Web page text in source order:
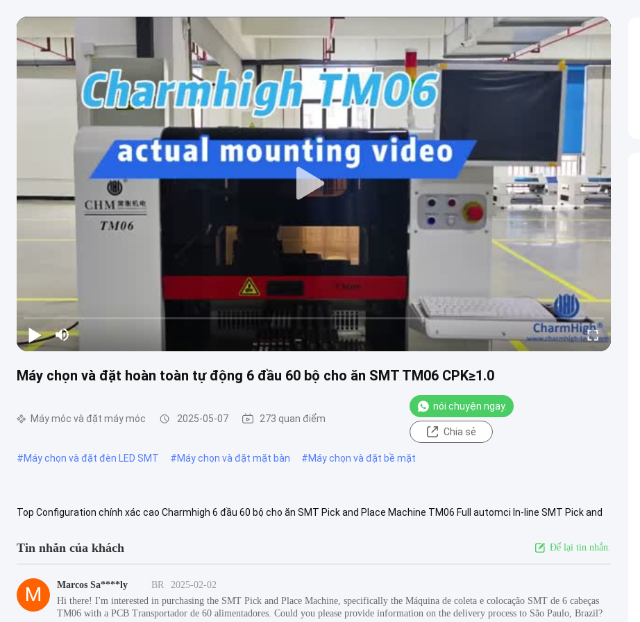
Máy chọn và đặt hoàn toàn tự động 6 đầu 60 bộ cho ăn SMT TM06 CPK≥1.0
Máy móc và đặt máy móc 2025-05-07 273 quan điểm
nói chuyện ngay.
Chia sẻ
#Máy chọn và đặt đèn LED SMT #Máy chọn và đặt mặt bàn #Máy chọn và đặt bề mặt
Top Configuration chính xác cao Charmhigh 6 đầu 60 bộ cho ăn SMT Pick and Place Machine TM06 Full automci In-line SMT Pick and
Tin nhắn của khách Để lại tin nhắn.
M Marcos Sa****ly BR
2025-02-02
Hi there! I'm interested in purchasing the SMT Pick and Place Machine, specifically the Máquina de coleta e colocação SMT de 6 cabeças
TM06 with a PCB Transportador de 60 alimentadores. Could you please provide information on the delivery process to São Paulo, Brazil?